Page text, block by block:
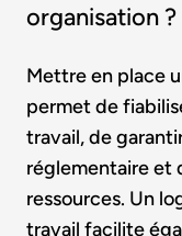
organisation ?
Mettre en place
permet de
travail, de
réglementaire et
ressources. Un
travail facilite